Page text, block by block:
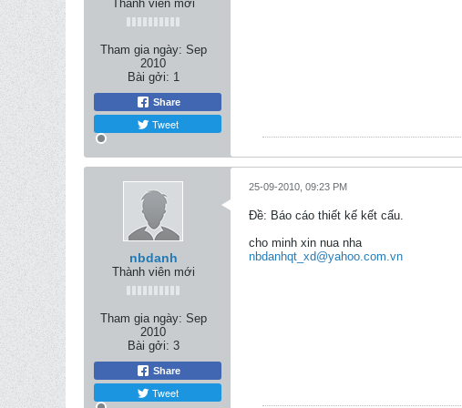
Thành viên mới
Tham gia ngày: Sep
2010
Bài gởi: 1
Share
Tweet
nbdanh
Thành viên mới
Tham gia ngày: Sep
2010
Bài gởi: 3
Share
Tweet
25-09-2010, 09:23 PM
Ðề: Báo cáo thiết kế kết cấu.
cho minh xin nua nha
nbdanhqt_xd@yahoo.com.vn